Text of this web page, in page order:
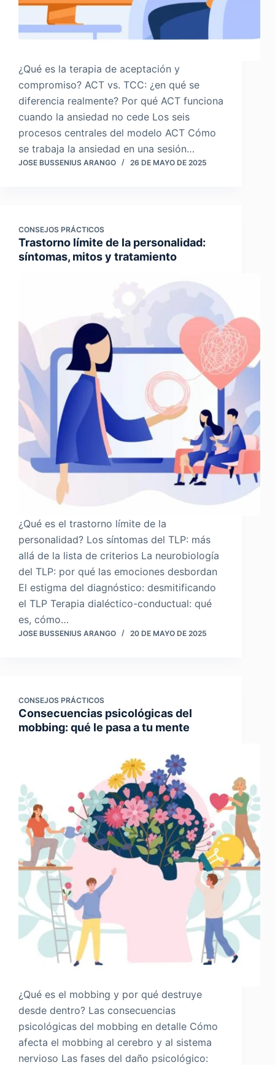
¿Qué es la terapia de aceptación y
compromiso? ACT vs. TCC: ¿en qué se
diferencia realmente? Por qué ACT funciona
cuando la ansiedad no cede Los seis
procesos centrales del modelo ACT Cómo
se trabaja la ansiedad en una sesión…
JOSE BUSSENIUS ARANGO 26 DE MAYO DE 2025
CONSEJOS PRÁCTICOS
Trastorno límite de la personalidad:
síntomas, mitos y tratamiento
¿Qué es el trastorno límite de la
personalidad? Los síntomas del TLP: más
allá de la lista de criterios La neurobiología
del TLP: por qué las emociones desbordan
El estigma del diagnóstico: desmitificando
el TLP Terapia dialéctico-conductual: qué
es, cómo…
JOSE BUSSENIUS ARANGO 20 DE MAYO DE 2025
CONSEJOS PRÁCTICOS
Consecuencias psicológicas del
mobbing: qué le pasa a tu mente
¿Qué es el mobbing y por qué destruye
desde dentro? Las consecuencias
psicológicas del mobbing en detalle Cómo
afecta el mobbing al cerebro y al sistema
nervioso Las fases del daño psicológico: